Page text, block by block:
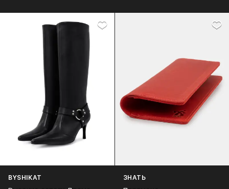
BYSHIKAT ЗНАТЬ